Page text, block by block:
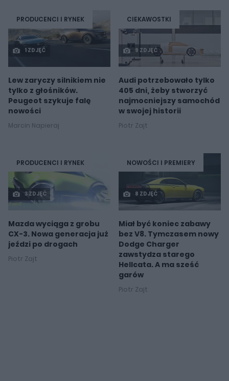
PRODUCENCI I RYNEK
1 ZDJĘĆ
Lew zaryczy silnikiem nie
tylko z głośników.
Peugeot szykuje falę
nowości
Marcin Napieraj
CIEKAWOSTKI
9 ZDJĘĆ
Audi potrzebowało tylko
405 dni, żeby stworzyć
najmocniejszy samochód
w swojej historii
Piotr Zajt
PRODUCENCI I RYNEK
3 ZDJĘĆ
Mazda wyciąga z grobu
CX-3. Nowa generacja już
jeździ po drogach
Piotr Zajt
NOWOŚCI I PREMIERY
8 ZDJĘĆ
Miał być koniec zabawy
bez V8. Tymczasem nowy
Dodge Charger
zawstydza starego
Hellcata. A ma sześć
garów
Piotr Zajt